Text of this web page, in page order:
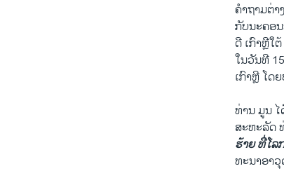
ຄຳຖາມຕ່
ກັບນະຄອ
ດີ ເກົາຫຼີໃ
ໃນວັນທີ
ເກົາຫຼີ ໂດ
ທ່ານ ມູນ
ສະຫະລັດ
ຮ້າຍ ທີ່ໂລ
ທະນາອາ